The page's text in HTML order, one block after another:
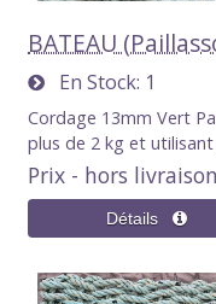
BATEAU
En Stock 1
Cordage 13mm Vert
plus de 2 kg et
Prix - hors livraison